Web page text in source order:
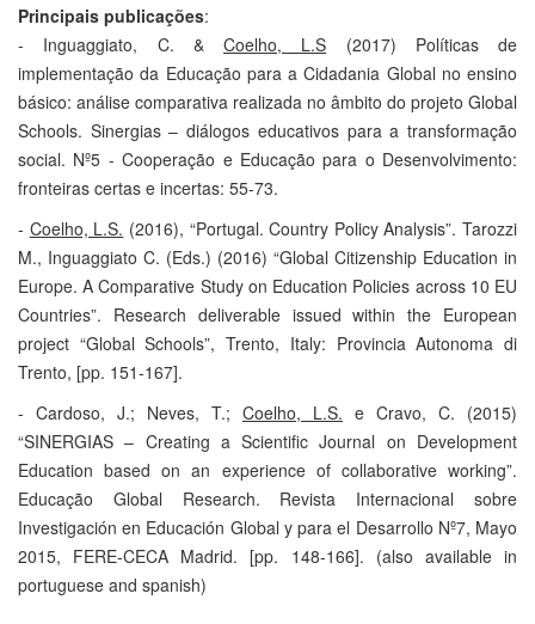
Principais publicações:
- Inguaggiato, C. & Coelho, L.S (2017) Políticas de
implementação da Educação para a Cidadania Global no ensino
básico: análise comparativa realizada no âmbito do projeto Global
Schools. Sinergias – diálogos educativos para a transformação
social. Nº5 - Cooperação e Educação para o Desenvolvimento:
fronteiras certas e incertas: 55-73.
- Coelho, L.S. (2016), “Portugal. Country Policy Analysis”. Tarozzi
M., Inguaggiato C. (Eds.) (2016) “Global Citizenship Education in
Europe. A Comparative Study on Education Policies across 10 EU
Countries”. Research deliverable issued within the European
project “Global Schools”, Trento, Italy: Provincia Autonoma di
Trento, [pp. 151-167].
- Cardoso, J.; Neves, T.; Coelho, L.S. e Cravo, C. (2015)
“SINERGIAS – Creating a Scientific Journal on Development
Education based on an experience of collaborative working”.
Educação Global Research. Revista Internacional sobre
Investigación en Educación Global y para el Desarrollo Nº7, Mayo
2015, FERE-CECA Madrid. [pp. 148-166]. (also available in
portuguese and spanish)